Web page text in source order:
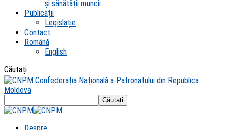
și sănătății muncii
Publicații
Legislație
Contact
Română
English
Căutați
Confederația Națională a Patronatului din Republica
Moldova